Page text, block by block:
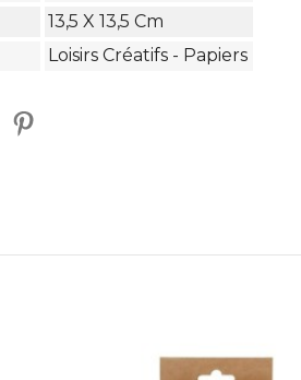
13,5 X 13,5 Cm
Loisirs Créatifs - Papiers